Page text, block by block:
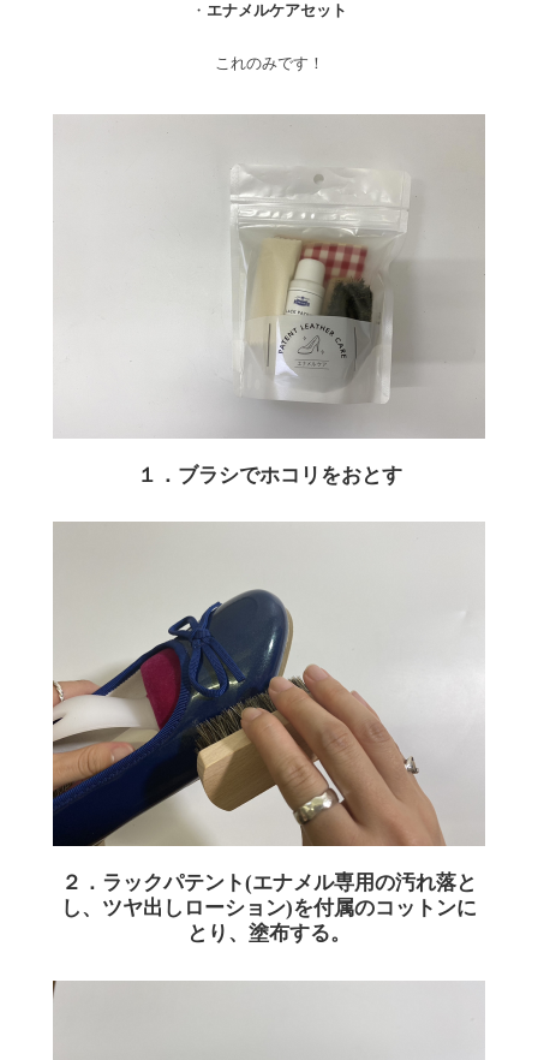
・ エナメルケアセット
これのみです！
１．ブラシでホコリをおとす
２．ラックパテント(エナメル専用の汚れ落と
し、ツヤ出しローション)を付属のコットンに
とり、塗布する。